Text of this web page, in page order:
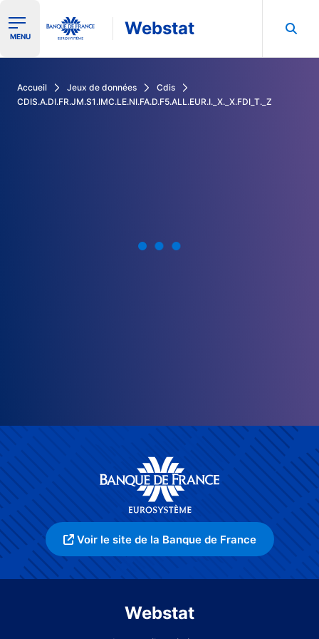
Ouvrir le menu de navigation
MENU Webstat
Accueil Jeux de données
Cdis
CDIS.A.DI.FR.JM.S1.IMC.LE.NI.FA.D.F5.ALL.EUR.I._X._X.FDI_T._Z
Voir le site de la Banque de France
Webstat